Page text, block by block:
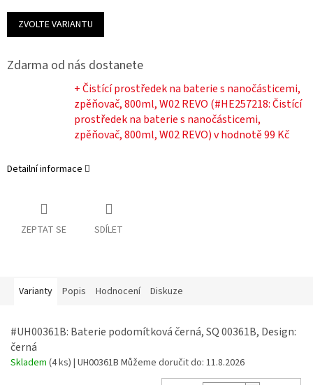
Měrná
cena:
ZVOLTE VARIANTU
Zdarma od nás dostanete
+ Čistící prostředek na baterie s nanočásticemi,
zpěňovač, 800ml, W02 REVO (#HE257218: Čistící
prostředek na baterie s nanočásticemi,
zpěňovač, 800ml, W02 REVO)v hodnotě 99 Kč
Detailní informace
ZEPTAT SE SDÍLET
Varianty Popis Hodnocení Diskuze
#UH00361B: Baterie podomítková černá, SQ 00361B, Design:
černá
Skladem (4 ks) | UH00361B Můžeme doručit do: 11.8.2026